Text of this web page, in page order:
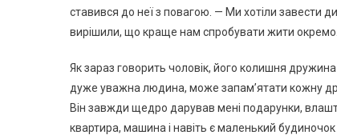
ставився до неї з повагою. — Ми хотіли завести
вирішили, що краще нам спробувати жити окремо.
Як зараз говорить чоловік, його колишня
дуже уважна людина, може запам’ятати кожну
Він завжди щедро дарував мені подарунки,
квартира, машина і навіть є маленький будиночок